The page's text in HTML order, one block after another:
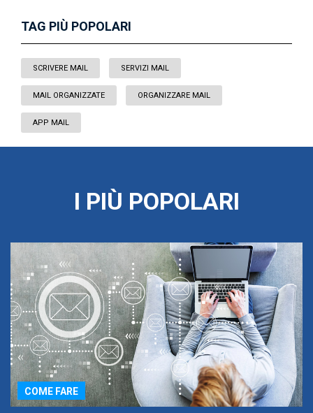
TAG PIÙ POPOLARI
SCRIVERE MAIL SERVIZI MAIL
MAIL ORGANIZZATE ORGANIZZARE MAIL
APP MAIL
I PIÙ POPOLARI
COME FARE